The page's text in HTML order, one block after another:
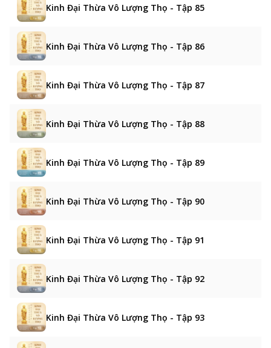
Kinh Đại Thừa Vô Lượng Thọ - Tập 85
Kinh Đại Thừa Vô Lượng Thọ - Tập 86
Kinh Đại Thừa Vô Lượng Thọ - Tập 87
Kinh Đại Thừa Vô Lượng Thọ - Tập 88
Kinh Đại Thừa Vô Lượng Thọ - Tập 89
Kinh Đại Thừa Vô Lượng Thọ - Tập 90
Kinh Đại Thừa Vô Lượng Thọ - Tập 91
Kinh Đại Thừa Vô Lượng Thọ - Tập 92
Kinh Đại Thừa Vô Lượng Thọ - Tập 93